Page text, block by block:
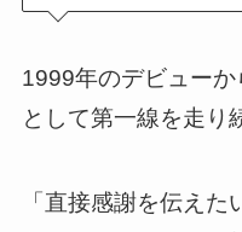
1999年のデビュー
として第一線を走り
「直接感謝を伝え